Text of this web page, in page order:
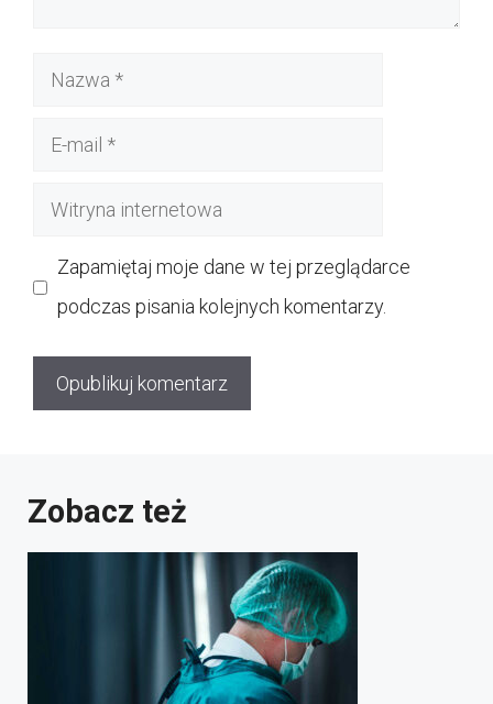
Nazwa
Witryna
Zapamiętaj moje dane w tej przeglądarce
podczas pisania kolejnych komentarzy.
Zobacz też